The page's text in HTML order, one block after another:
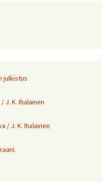
julkistus
J. K. Ihalainen
/ J. K. Ihalainen